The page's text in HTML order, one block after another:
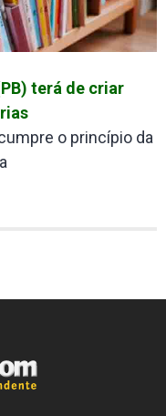
terá de criar
o princípio da